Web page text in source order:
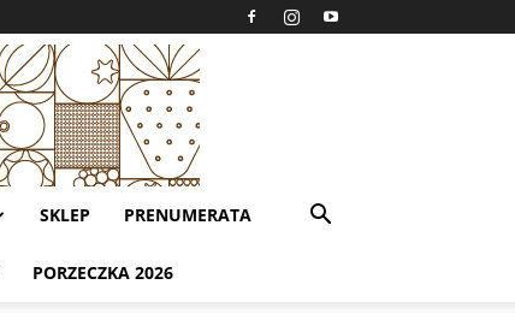
SKLEP PRENUMERATA
PORZECZKA 2026